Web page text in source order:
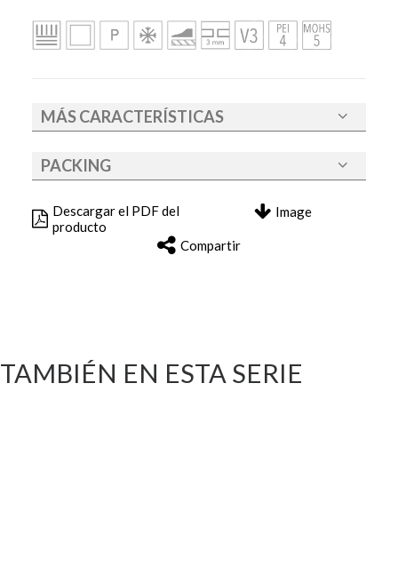
MÁS CARACTERÍSTICAS
PACKING
Descargar el PDF del
producto
Image
Compartir
TAMBIÉN EN ESTA SERIE